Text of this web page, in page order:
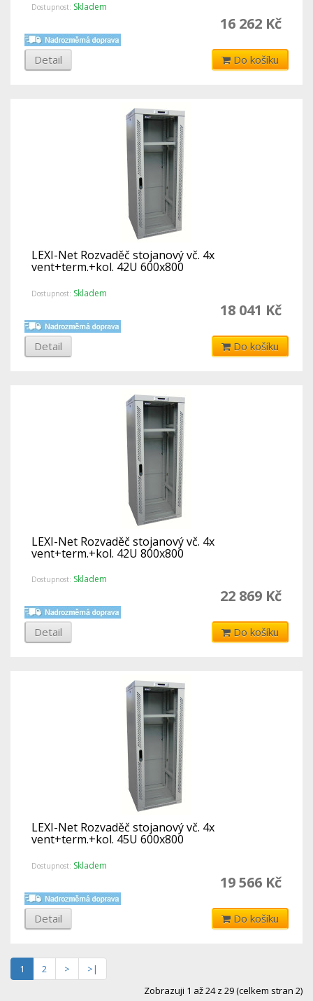
Dostupnost: Skladem
16 262 Kč
Detail Do košíku
LEXI-Net Rozvaděč stojanový vč. 4x
vent+term.+kol. 42U 600x800
Dostupnost: Skladem
18 041 Kč
Detail Do košíku
LEXI-Net Rozvaděč stojanový vč. 4x
vent+term.+kol. 42U 800x800
Dostupnost: Skladem
22 869 Kč
Detail Do košíku
LEXI-Net Rozvaděč stojanový vč. 4x
vent+term.+kol. 45U 600x800
Dostupnost: Skladem
19 566 Kč
Detail Do košíku
1 2 >
>|
Zobrazuji 1 až 24 z 29 (celkem stran 2)